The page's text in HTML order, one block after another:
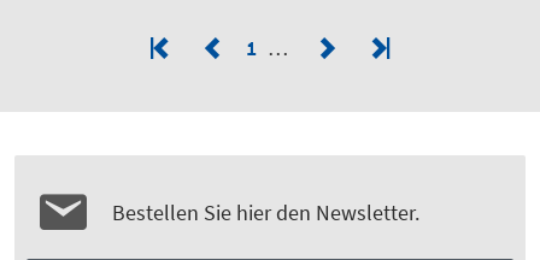
1 …
Bestellen Sie hier den Newsletter.